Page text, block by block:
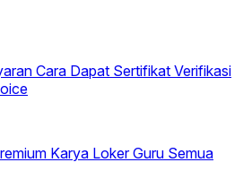
Cara Dapat Sertifikat Verifikasi
Karya Loker Guru Semua